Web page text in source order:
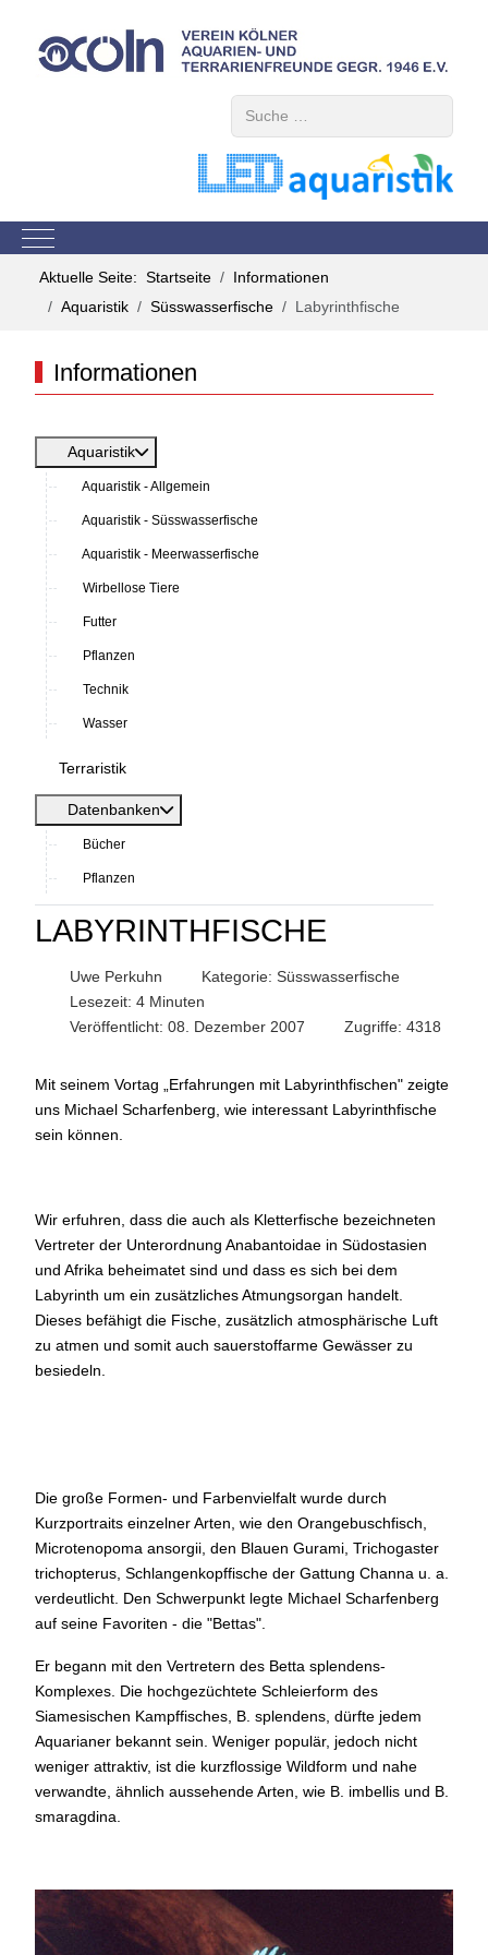
Mobile Menu Toggle
Aktuelle Seite: Startseite
Informationen
Aquaristik
Süsswasserfische Labyrinthfische
Informationen
Aquaristik
Aquaristik - Allgemein
Aquaristik - Süsswasserfische
Aquaristik - Meerwasserfische
Wirbellose Tiere
Futter
Pflanzen
Technik
Wasser
Terraristik
Datenbanken
Bücher
Pflanzen
LABYRINTHFISCHE
Uwe Perkuhn Kategorie: Süsswasserfische
Lesezeit: 4 Minuten
Veröffentlicht: 08. Dezember 2007
Zugriffe: 4318
Mit seinem Vortag „Erfahrungen mit Labyrinthfischen" zeigte
uns Michael Scharfenberg, wie interessant Labyrinthfische
sein können.
Wir erfuhren, dass die auch als Kletterfische bezeichneten
Vertreter der Unterordnung Anabantoidae in Südostasien
und Afrika beheimatet sind und dass es sich bei dem
Labyrinth um ein zusätzliches Atmungsorgan handelt.
Dieses befähigt die Fische, zusätzlich atmosphärische Luft
zu atmen und somit auch sauerstoffarme Gewässer zu
besiedeln.
Die große Formen- und Farbenvielfalt wurde durch
Kurzportraits einzelner Arten, wie den Orangebuschfisch,
Microtenopoma ansorgii, den Blauen Gurami, Trichogaster
trichopterus, Schlangenkopffische der Gattung Channa u. a.
verdeutlicht. Den Schwerpunkt legte Michael Scharfenberg
auf seine Favoriten - die "Bettas".
Er begann mit den Vertretern des Betta splendens-
Komplexes. Die hochgezüchtete Schleierform des
Siamesischen Kampffisches, B. splendens, dürfte jedem
Aquarianer bekannt sein. Weniger populär, jedoch nicht
weniger attraktiv, ist die kurzflossige Wildform und nahe
verwandte, ähnlich aussehende Arten, wie B. imbellis und B.
smaragdina.